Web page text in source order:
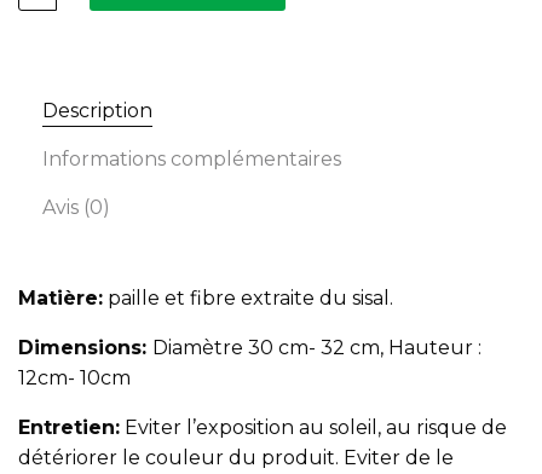
Description
Informations complémentaires
Avis (0)
Matière: paille et fibre extraite du sisal.
Dimensions: Diamètre 30 cm- 32 cm, Hauteur :
12cm- 10cm
Entretien: Eviter l’exposition au soleil, au risque de
détériorer le couleur du produit. Eviter de le